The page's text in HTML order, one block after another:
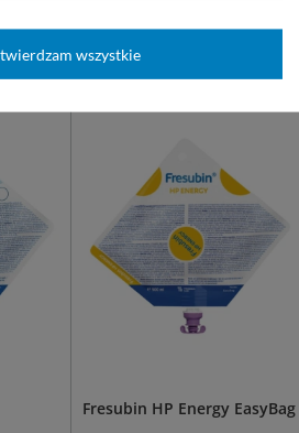
Fresubin HP Energy EasyBag
wszystkie